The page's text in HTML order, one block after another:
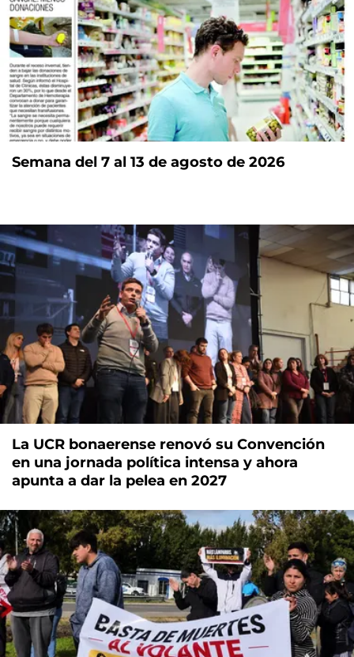
Semana del 7 al 13 de agosto de 2026
La UCR bonaerense renovó su Convención
en una jornada política intensa y ahora
apunta a dar la pelea en 2027